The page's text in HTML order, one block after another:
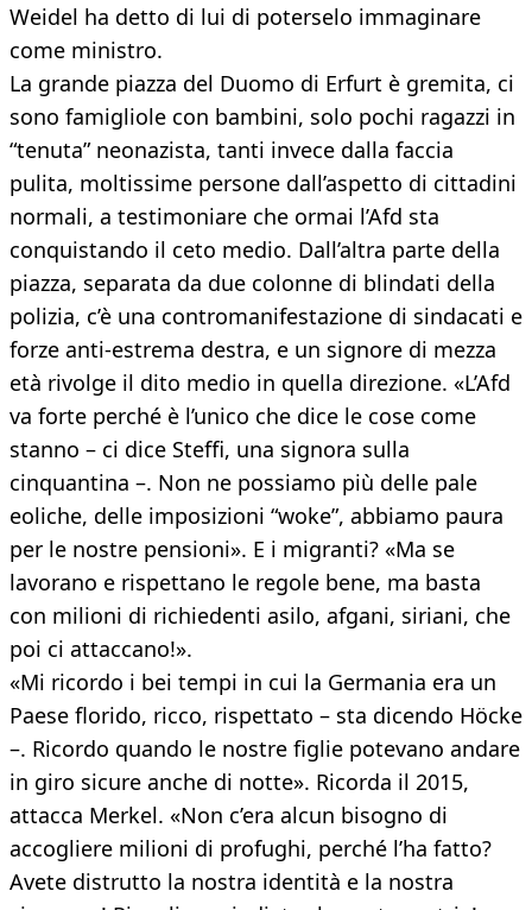
Weidel ha detto di lui di poterselo immaginare
come ministro.
La grande piazza del Duomo di Erfurt è gremita, ci
sono famigliole con bambini, solo pochi ragazzi in
“tenuta” neonazista, tanti invece dalla faccia
pulita, moltissime persone dall’aspetto di cittadini
normali, a testimoniare che ormai l’Afd sta
conquistando il ceto medio. Dall’altra parte della
piazza, separata da due colonne di blindati della
polizia, c’è una contromanifestazione di sindacati e
forze anti-estrema destra, e un signore di mezza
età rivolge il dito medio in quella direzione. «L’Afd
va forte perché è l’unico che dice le cose come
stanno – ci dice Steffi, una signora sulla
cinquantina –. Non ne possiamo più delle pale
eoliche, delle imposizioni “woke”, abbiamo paura
per le nostre pensioni». E i migranti? «Ma se
lavorano e rispettano le regole bene, ma basta
con milioni di richiedenti asilo, afgani, siriani, che
poi ci attaccano!».
«Mi ricordo i bei tempi in cui la Germania era un
Paese florido, ricco, rispettato – sta dicendo Höcke
–. Ricordo quando le nostre figlie potevano andare
in giro sicure anche di notte». Ricorda il 2015,
attacca Merkel. «Non c’era alcun bisogno di
accogliere milioni di profughi, perché l’ha fatto?
Avete distrutto la nostra identità e la nostra